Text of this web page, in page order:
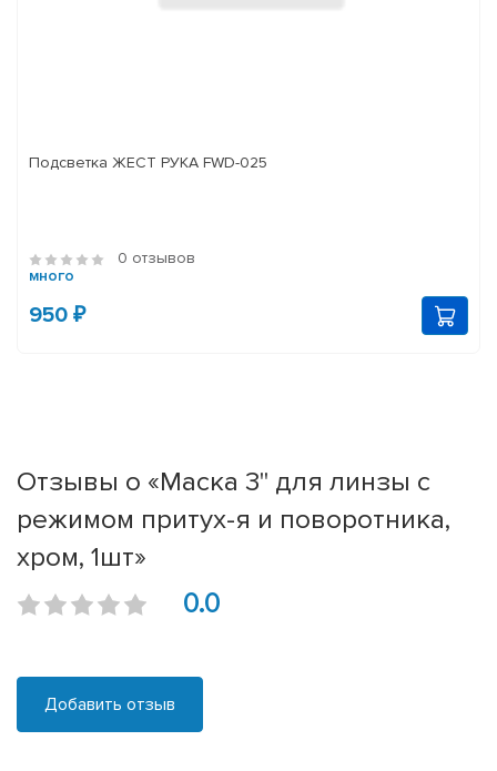
Подсветка ЖЕСТ РУКА FWD-025
0 отзывов
много
950 ₽
Отзывы о «Маска 3" для линзы с
режимом притух-я и поворотника,
хром, 1шт»
0.0
Добавить отзыв